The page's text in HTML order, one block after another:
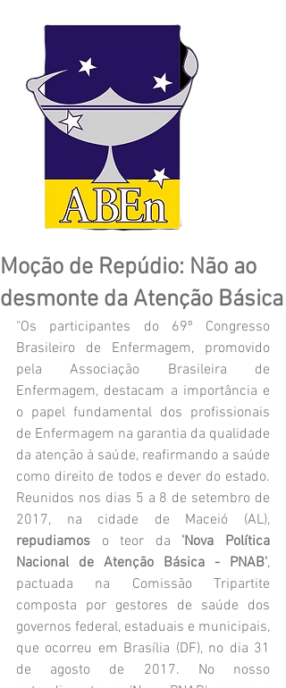
Moção de Repúdio: Não ao
desmonte da Atenção Básica
"Os participantes do 69º Congresso
Brasileiro de Enfermagem, promovido
pela Associação Brasileira de
Enfermagem, destacam a importância e
o papel fundamental dos profissionais
de Enfermagem na garantia da qualidade
da atenção à saúde, reafirmando a saúde
como direito de todos e dever do estado.
Reunidos nos dias 5 a 8 de setembro de
repudiamos o teor da 'Nova Política
Nacional de Atenção Básica - PNAB',
pactuada na Comissão Tripartite
composta por gestores de saúde dos
governos federal, estaduais e municipais,
que ocorreu em Brasília (DF), no dia 31
de agosto de 2017. No nosso